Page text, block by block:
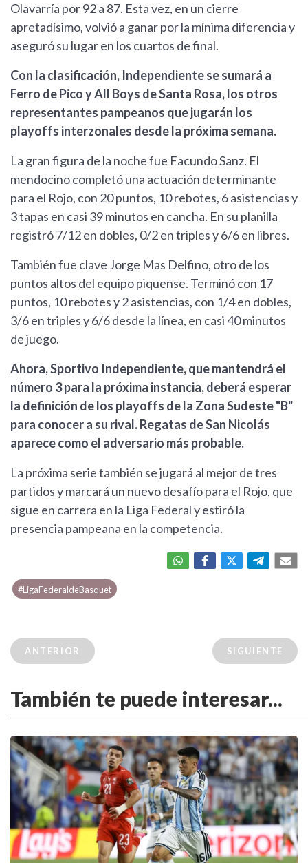
Olavarría por 92 a 87. Esta vez, en un cierre
apretadísimo, volvió a ganar por la mínima diferencia y
aseguró su lugar en los cuartos de final.
Con la clasificación, Independiente se sumará a
Ferro de Pico y All Boys de Santa Rosa, los otros
representantes pampeanos que jugarán los
playoffs interzonales desde la próxima semana.
La gran figura de la noche fue Facundo Sanz. El
mendocino completó una actuación determinante
para el Rojo, con 20 puntos, 10 rebotes, 6 asistencias y
3 tapas en casi 39 minutos en cancha. En su planilla
registró 7/12 en dobles, 0/2 en triples y 6/6 en libres.
También fue clave Jorge Mas Delfino, otro de los
puntos altos del equipo piquense. Terminó con 17
puntos, 10 rebotes y 2 asistencias, con 1/4 en dobles,
3/6 en triples y 6/6 desde la línea, en casi 40 minutos
de juego.
Ahora, Sportivo Independiente, que mantendrá el
número 3 para la próxima instancia, deberá esperar
la definición de los playoffs de la Zona Sudeste "B"
para conocer a su rival. Regatas de San Nicolás
aparece como el adversario más probable.
La próxima serie también se jugará al mejor de tres
partidos y marcará un nuevo desafío para el Rojo, que
sigue en carrera en la Liga Federal y estiró la
presencia pampeana en la competencia.
#LigaFederaldeBasquet
ANTERIOR SIGUIENTE
También te puede interesar...